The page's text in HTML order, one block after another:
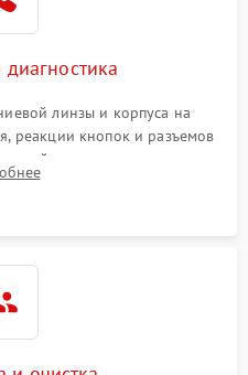
линзы и корпуса на
реакции кнопок и разъемов
сигнатуры на экран,
и считывание системных